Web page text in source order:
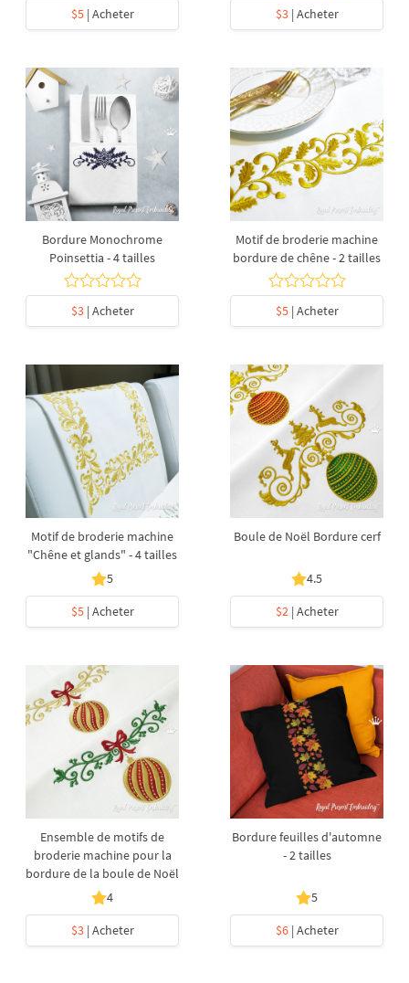
$5| Acheter $3| Acheter
Bordure Monochrome
Poinsettia - 4 tailles
$3| Acheter
Motif de broderie machine
bordure de chêne - 2 tailles
$5| Acheter
Motif de broderie machine
"Chêne et glands" - 4 tailles
5
$5| Acheter
Boule de Noël Bordure cerf
4.5
$2| Acheter
Ensemble de motifs de
broderie machine pour la
bordure de la boule de Noël
4
$3| Acheter
Bordure feuilles d'automne
- 2 tailles
5
$6| Acheter